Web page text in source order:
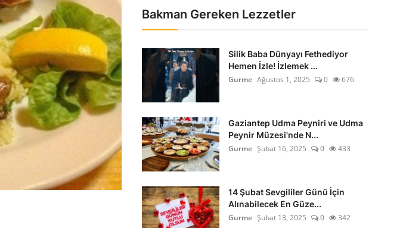
Bakman Gereken Lezzetler
Silik Baba Dünyayı Fethediyor
Hemen İzle! İzlemek ...
Gurme Ağustos 1, 2025 0 676
Gaziantep Udma Peyniri ve Udma
Peynir Müzesi'nde N...
Gurme Şubat 16, 2025 0 433
14 Şubat Sevgililer Günü İçin
Alınabilecek En Güze...
Gurme Şubat 13, 2025 0 342